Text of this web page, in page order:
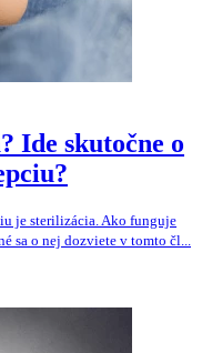
Ide skutočne o
je sterilizácia. Ako funguje
sa o nej dozviete v tomto čl...